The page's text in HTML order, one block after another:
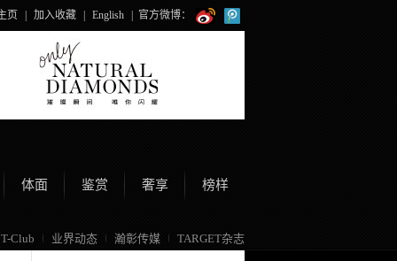
页 加入收藏 English 官方微博：
体面 鉴赏 奢享 榜样
T-Club 业界动态 瀚彰传媒 TARGET杂志